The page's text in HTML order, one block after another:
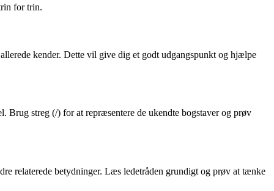
for trin.
kender. Dette vil give dig et godt udgangspunkt og hjælpe
Brug streg (/) for at repræsentere de ukendte bogstaver og prøv
relaterede betydninger. Læs ledetråden grundigt og prøv at tænke